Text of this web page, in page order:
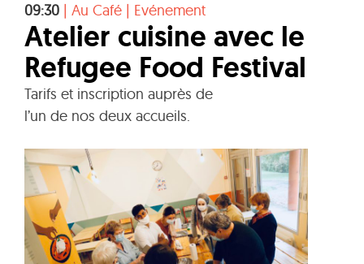
09:30 | Au Café | Evénement
Atelier cuisine avec le
Refugee Food Festival
Tarifs et inscription auprès de
l’un de nos deux accueils.